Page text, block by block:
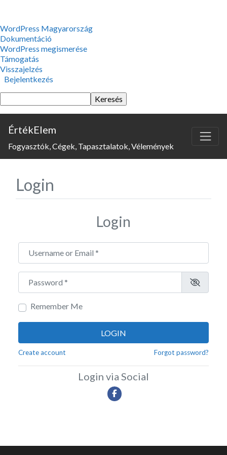
WordPress,
a
csodás
WordPress Magyarország
Dokumentáció
WordPress megismerése
Támogatás
Visszajelzés
Bejelentkezés
Keresés
ÉrtékElem
Fogyasztók, Cégek, Tapasztalatok, Vélemények
Login
Login
Username or Email
Password
Remember Me
LOGIN
Create account Forgot password?
Login via Social